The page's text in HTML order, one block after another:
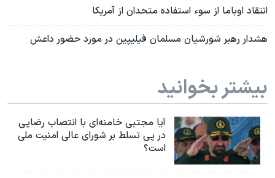
انتقاد اوباما از سوء استفاده متحدان از آمریکا
هشدار رهبر شورشیان مسلمان فیلیپین در مورد حضور داعش
بیشتر بخوانید
آیا مجتبی خامنه‌ای با انتصاب رضایی
در پی تسلط بر شورای عالی امنیت ملی
است؟